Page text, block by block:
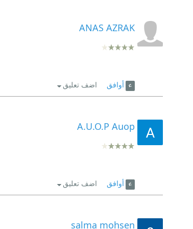
ANAS AZRAK
أوافق اضف تعليق
A.U.O.P Auop
أوافق اضف تعليق
salma mohsen